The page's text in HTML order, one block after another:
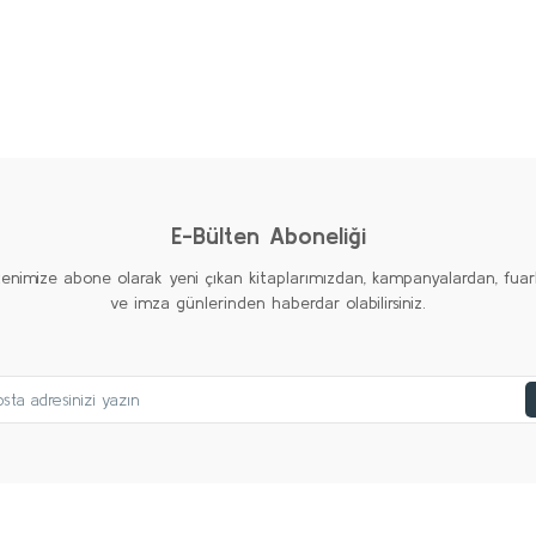
E-Bülten Aboneliği
abone olarak yeni çıkan kitaplarımızdan, kampanyalardan,
ve imza günlerinden haberdar olabilirsiniz.